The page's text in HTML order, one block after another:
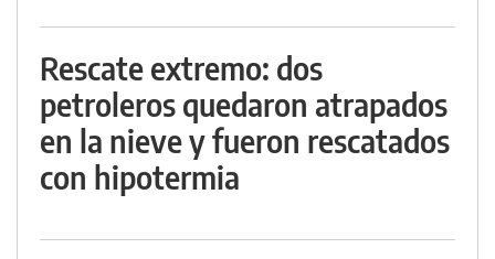
Rescate extremo: dos
petroleros quedaron atrapados
en la nieve y fueron rescatados
con hipotermia